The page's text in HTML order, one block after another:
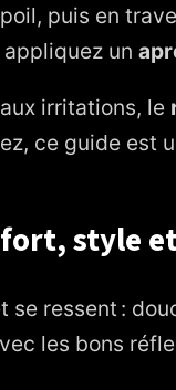
puis en
appliquez un
irritations, le
ce guide est
style
se ressent :
les bons